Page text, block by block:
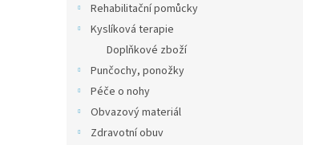
Rehabilitační pomůcky
Kyslíková terapie
Doplňkové zboží
Punčochy, ponožky
Péče o nohy
Obvazový materiál
Zdravotní obuv